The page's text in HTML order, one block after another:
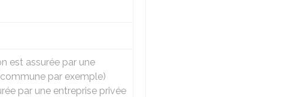
est assurée par une
par exemple)
par une entreprise privée